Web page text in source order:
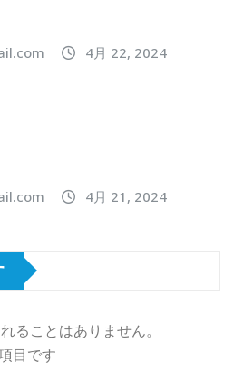
4月 22, 2024
4月 21, 2024
ることはありません。
目です